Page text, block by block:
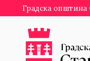
to
content
Градска општина